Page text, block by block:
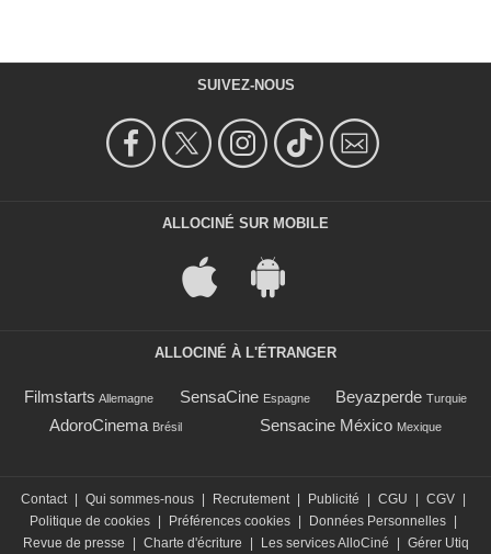
SUIVEZ-NOUS
ALLOCINÉ SUR MOBILE
ALLOCINÉ À L'ÉTRANGER
Filmstarts Allemagne SensaCine Espagne Beyazperde Turquie
AdoroCinema Brésil Sensacine México Mexique
Contact Qui sommes-nous Recrutement Publicité CGU CGV
Politique de cookies
Préférences cookies Données Personnelles
Revue de presse
Charte d'écriture Les services AlloCiné Gérer Utiq